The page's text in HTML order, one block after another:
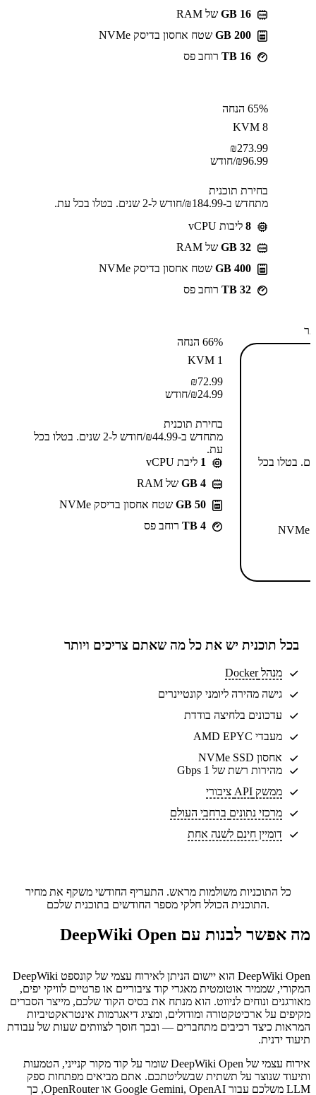
GB 16 של RAM
200 GB
שטח אחסון בדיסק NVMe
16 TB
רוחב פס
65% הנחה
KVM 8
273.99
₪
96.99
₪/חודש
בחירת תוכנית
מתחדש ב-⁦184.99⁩₪/חודש ל-2 שנים. בטלו בכל עת.
8 ליבות vCPU
GB 32 של RAM
400 GB
שטח אחסון בדיסק NVMe
32 TB
רוחב פס
66% הנחה
KVM 1
72.99
₪
24.99
₪/חודש
בחירת תוכנית
מתחדש ב-⁦44.99⁩₪/חודש ל-2 שנים. בטלו בכל
עת.
1 ליבת vCPU
GB 4 של RAM
50 GB
שטח אחסון בדיסק NVMe
4 TB
רוחב פס
⁦55.99⁩₪/חודש ל-2 שנים. בטלו בכל
בכל תוכנית יש את כל מה שאתם צריכים ויותר
מנהל Docker
גישה מהירה ליומני קונטיינרים
עדכונים בלחיצה בודדת
מעבדי AMD EPYC
אחסון NVMe SSD
מהירות רשת של 1 Gbps
ממשק API ציבורי
מרכזי נתונים ברחבי העולם
דומיין חינם לשנה אחת
כל התוכניות משולמות מראש. התעריף החודשי משקף את מחיר
התוכנית הכולל חלקי מספר החודשים בתוכנית שלכם.
מה אפשר לבנות עם DeepWiki Open
DeepWiki Open הוא יישום הניתן לאירוח עצמי של קונספט DeepWiki
המקורי, שממיר אוטומטית מאגרי קוד ציבוריים או פרטיים לוויקי יפים,
מאורגנים ונוחים לניווט. הוא מנתח את בסיס הקוד שלכם, מייצר הסברים
מקיפים על ארכיטקטורה ומודולים, ומציג דיאגרמות אינטראקטיביות
המראות כיצד רכיבים מתחברים — ובכך חוסך לצוותים שעות של עבודת
תיעוד ידנית.
אירוח עצמי של DeepWiki Open שומר על קוד מקור קנייני, הטמעות
ותיעוד שנוצר על תשתית שבשליטתכם. אתם מביאים מפתחות ספק
LLM משלכם עבור Google Gemini, OpenAI או OpenRouter, כך